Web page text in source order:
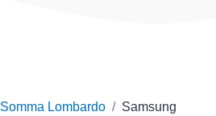
Somma Lombardo Samsung